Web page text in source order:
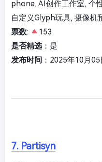
phone, AI创作工作室, 个
自定义Glyph玩具, 摄像机
票数:
153
是否精选：是
发布时间 ：2025年10月
7. Partisyn